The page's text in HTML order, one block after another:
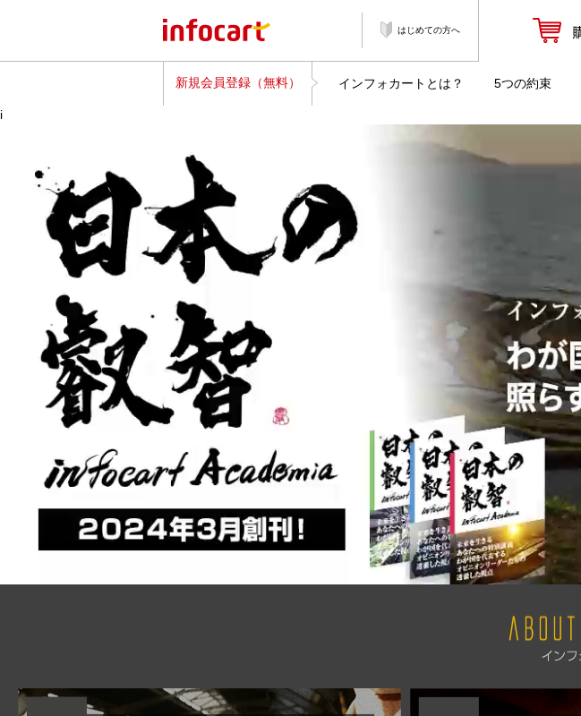
はじめての方へ
新規会員登録（無料） インフォカートとは？ 5つの約束
i